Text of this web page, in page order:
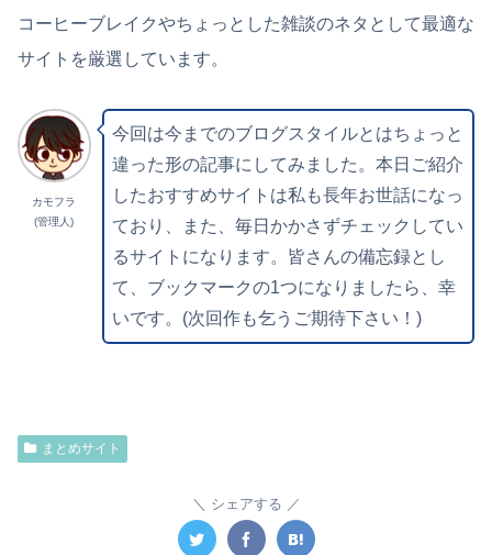
コーヒーブレイクやちょっとした雑談のネタとして最適な
サイトを厳選しています。
カモフラ
(管理人)
今回は今までのブログスタイルとはちょっと
違った形の記事にしてみました。本日ご紹介
したおすすめサイトは私も長年お世話になっ
ており、また、毎日かかさずチェックしてい
るサイトになります。皆さんの備忘録とし
て、ブックマークの1つになりましたら、幸
いです。(次回作も乞うご期待下さい！)
まとめサイト
シェアする